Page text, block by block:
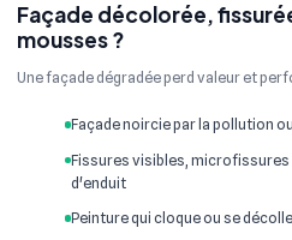
Façade décolorée,
mousses ?
Une façade dégradée perd valeur et
Façade noircie par la pollution
Fissures visibles,
d'enduit
Peinture qui cloque ou se